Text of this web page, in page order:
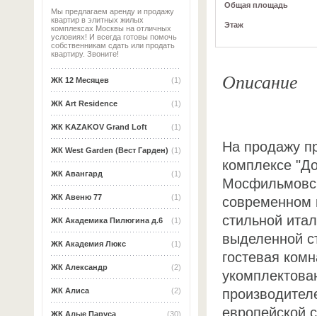
Мы предлагаем аренду и продажу
квартир в элитных жилых
комплексах Москвы на отличных
условиях! И всегда готовы помочь
собственникам сдать или продать
квартиру. Звоните!
(1)
ЖК 12 Месяцев
(1)
ЖК Art Residence
(1)
ЖК KAZAKOV Grand Loft
(1)
ЖК West Garden (Вест Гарден)
(1)
ЖК Авангард
(1)
ЖК Авеню 77
(1)
ЖК Академика Пилюгина д.6
(1)
ЖК Академия Люкс
(2)
ЖК Александр
(2)
ЖК Алиса
(30)
ЖК Алые Паруса
Общая площадь
Этаж
Описание
На продажу
комплексе
современном
стильной
выделенной
гостевая
европейской